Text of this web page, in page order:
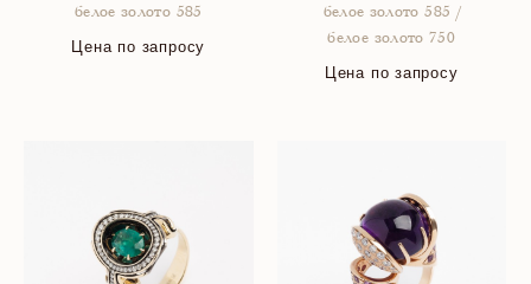
белое золото 585
Цена по запросу
белое золото 585 /
белое золото 750
Цена по запросу